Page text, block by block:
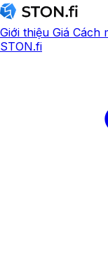
Giới thiệu Giá Cách
STON.fi